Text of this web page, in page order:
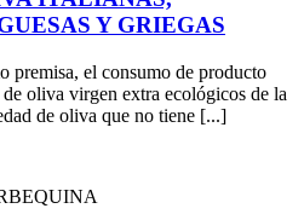
Y GRIEGAS
premisa, el consumo de producto
oliva virgen extra ecológicos de la
de oliva que no tiene [...]